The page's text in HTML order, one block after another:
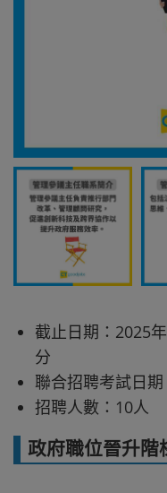
截止日期：2025
分
聯合招聘考試日
招聘人數：10人
政府職位晉升階